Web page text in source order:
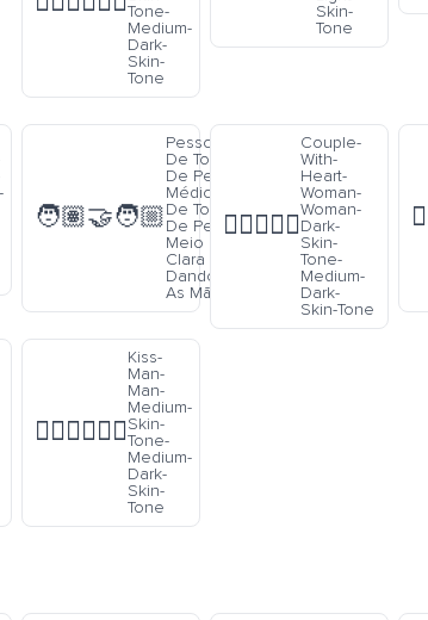
Tone-
Medium-
Dark-
Skin-
Tone
Skin-
Tone
🧑🏽‍🤝‍🧑🏼
Pessoas
De Tom
De Pele
Médio E
De Tom
De Pele
Meio
Clara
Dando
As Mãos
👩🏿‍❤️‍👩🏾
Couple-
With-
Heart-
Woman-
Woman-
Dark-
Skin-
Tone-
Medium-
Dark-
Skin-Tone
👨🏽‍❤️‍💋‍👨🏾
Kiss-
Man-
Man-
Medium-
Skin-
Tone-
Medium-
Dark-
Skin-
Tone